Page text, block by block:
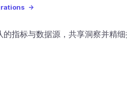
的指标与数据源，共享洞察并精